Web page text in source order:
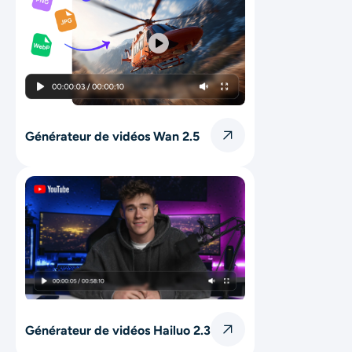
Générateur de vidéos Wan 2.5
Générateur de vidéos Hailuo 2.3